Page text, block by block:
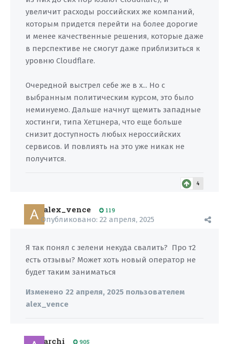
увеличит расходы российских же компаний,
которым придется перейти на более дорогие
и менее качественные решения, которые даже
в перспективе не смогут даже приблизиться к
уровню Cloudflare.
Очередной выстрел себе же в х... Но с
выбранным политическим курсом, это было
неминуемо. Дальше начнут щемить западные
хостинги, типа Хетцнера, что еще больше
снизит доступность любых нероссийских
сервисов. И повлиять на это уже никак не
получится.
4
alex_vence 119
Опубликовано: 22 апреля, 2025
Я так понял с зелени некуда свалить? Про т2
есть отзывы? Может хоть новый оператор не
будет таким заниматься
Изменено 22 апреля, 2025 пользователем
alex_vence
archi 905